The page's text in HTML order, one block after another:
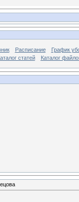
Расписание
График
статей Каталог